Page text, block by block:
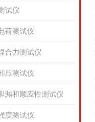
试仪
荷测试仪
合力测试仪
压测试仪
漏和顺应性测试仪
度测试仪